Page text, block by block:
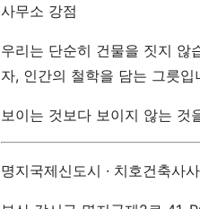
사무소 강점
우리는 단순히 건물을 짓지 않
자, 인간의 철학을 담는 그릇
보이는 것보다 보이지 않는 것
명지국제신도시 · 치호건축사